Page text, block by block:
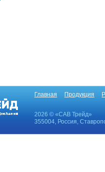
Главная Продукция
2026 © «САВ Трейд»
355004, Россия,